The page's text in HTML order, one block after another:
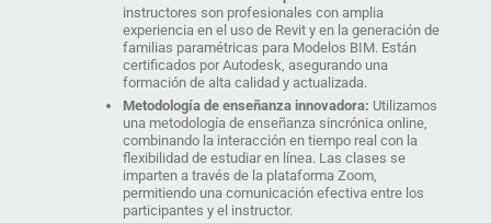
instructores son profesionales con amplia
experiencia en el uso de Revit y en la generación de
familias paramétricas para Modelos BIM. Están
certificados por Autodesk, asegurando una
formación de alta calidad y actualizada.
Metodología de enseñanza innovadora: Utilizamos
una metodología de enseñanza sincrónica online,
combinando la interacción en tiempo real con la
flexibilidad de estudiar en línea. Las clases se
imparten a través de la plataforma Zoom,
permitiendo una comunicación efectiva entre los
participantes y el instructor.